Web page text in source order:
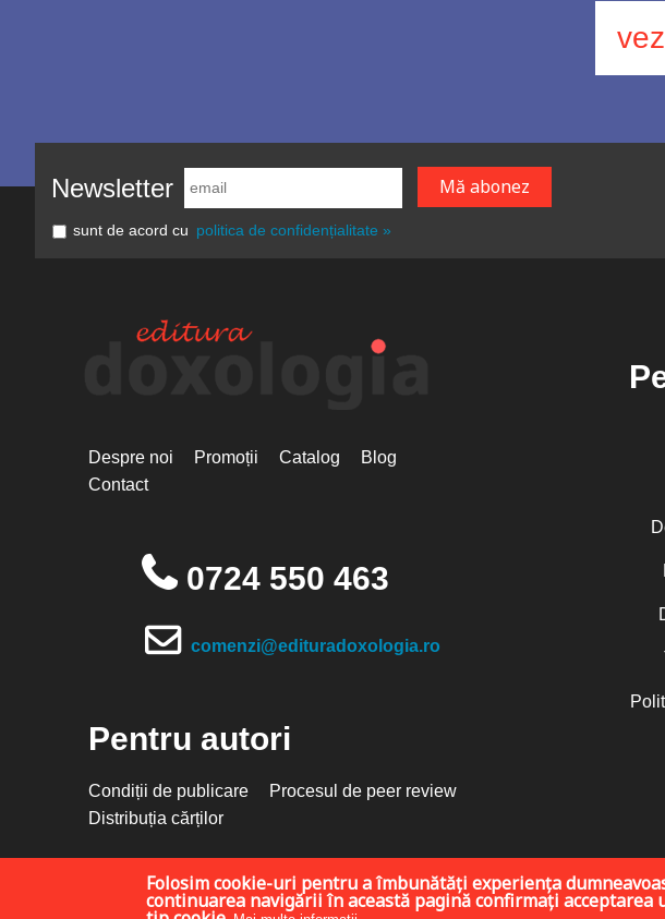
Newsletter
sunt de acord cu politica de confidențialitate »
Despre noi Promoții Catalog
Blog
Contact
0724 550 463
comenzi@edituradoxologia.ro
Pentru autori
Condiții de publicare
Procesul de peer review
Distribuția cărților
Folosim cookie-uri pentru a îmbunătăți experiența
continuarea navigării în această pagină confirmați